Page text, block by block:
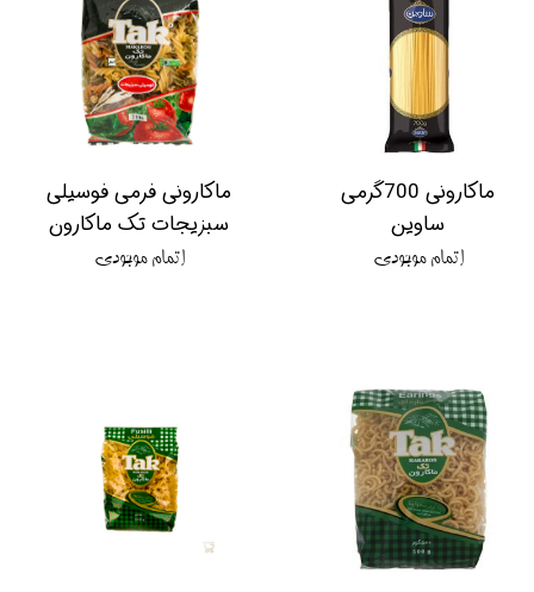
ماکارونی 700گرمی
ساوین
اتمام موجودی
ماکارونی فرمی فوسیلی
سبزیجات تک ماکارون
اتمام موجودی